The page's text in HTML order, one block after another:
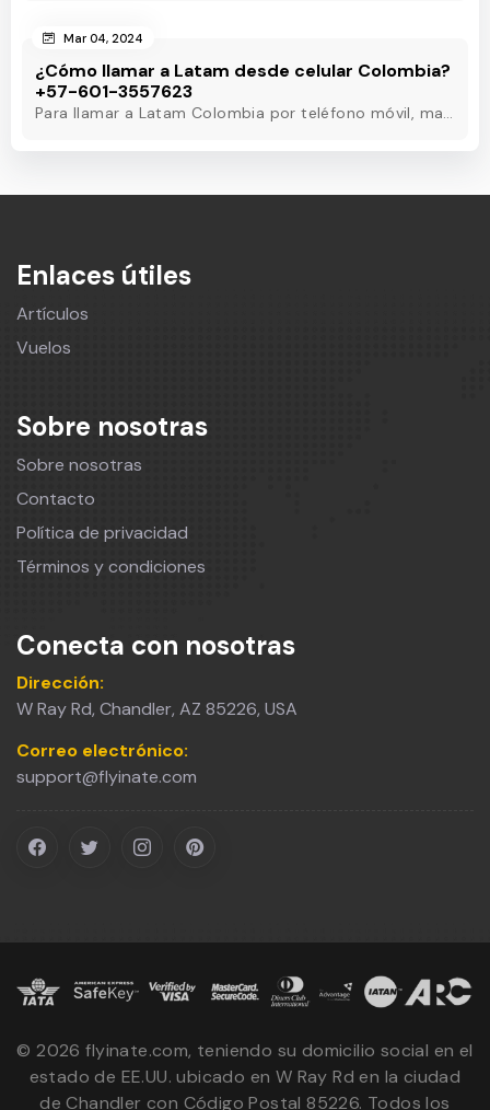
Mar 04, 2024
¿Cómo llamar a Latam desde celular Colombia?
+57-601-3557623
Para llamar a Latam Colombia por teléfono móvil, marque el número de teléfono de Latam Colombia o utilice otros métodos para obtener asistencia las 24 horas.
Enlaces útiles
Artículos
Vuelos
Sobre nosotras
Sobre nosotras
Contacto
Política de privacidad
Términos y condiciones
Conecta con nosotras
Dirección:
W Ray Rd, Chandler, AZ 85226, USA
Correo electrónico:
support@flyinate.com
©2026 flyinate.com, teniendo su domicilio social en el
estado de EE.UU. ubicado en W Ray Rd en la ciudad
de Chandler con Código Postal 85226. Todos los